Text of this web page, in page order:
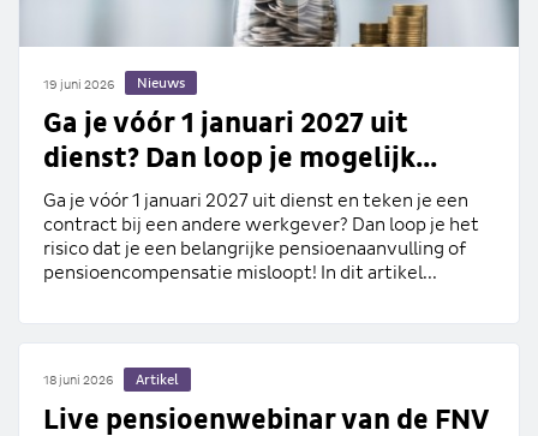
19 juni 2026 Nieuws
Ga je vóór 1 januari 2027 uit
dienst? Dan loop je mogelijk...
Ga je vóór 1 januari 2027 uit dienst en teken je een
contract bij een andere werkgever? Dan loop je het
risico dat je een belangrijke pensioenaanvulling of
pensioencompensatie misloopt! In dit artikel...
18 juni 2026 Artikel
Live pensioenwebinar van de FNV